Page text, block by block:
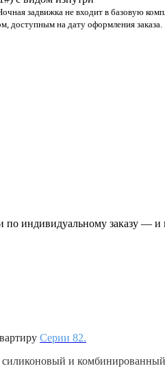
задвижка не входит в базовую
доступным на дату оформления заказа.
по индивидуальному заказу —
Серии 82.
силиконовый и